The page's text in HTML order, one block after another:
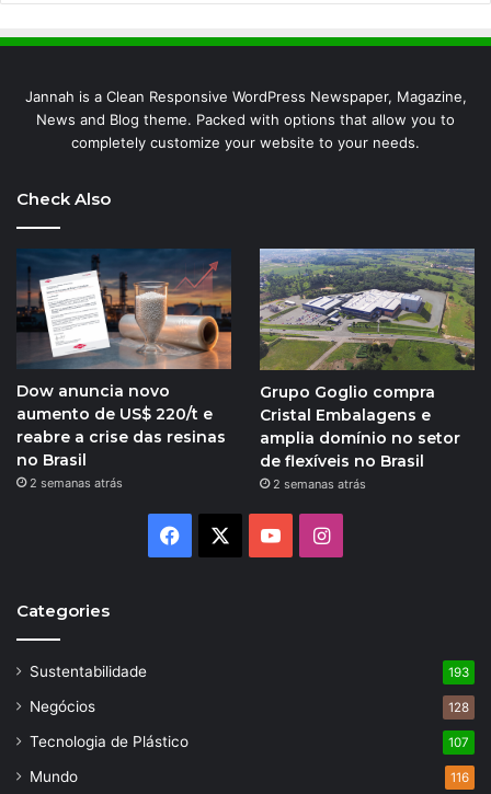
Jannah is a Clean Responsive WordPress Newspaper, Magazine,
News and Blog theme. Packed with options that allow you to
completely customize your website to your needs.
Check Also
Dow anuncia novo
aumento de US$ 220/t e
reabre a crise das resinas
no Brasil
2 semanas atrás
Grupo Goglio compra
Cristal Embalagens e
amplia domínio no setor
de flexíveis no Brasil
2 semanas atrás
Facebook YouTubeInstagram
Categories
Sustentabilidade 193
Negócios 128
Tecnologia de Plástico 107
Mundo 116